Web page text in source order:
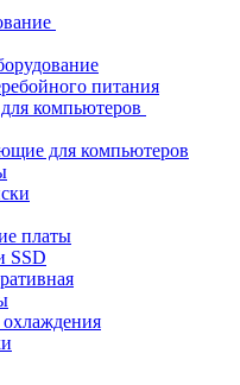
питания
компьютеров
для компьютеров
платы
SSD
охлаждения